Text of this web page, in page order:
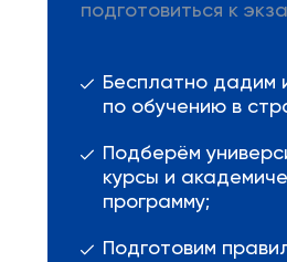
подготовиться к
Бесплатно дадим
по обучению в
Подберём
курсы и
программу;
Подготовим